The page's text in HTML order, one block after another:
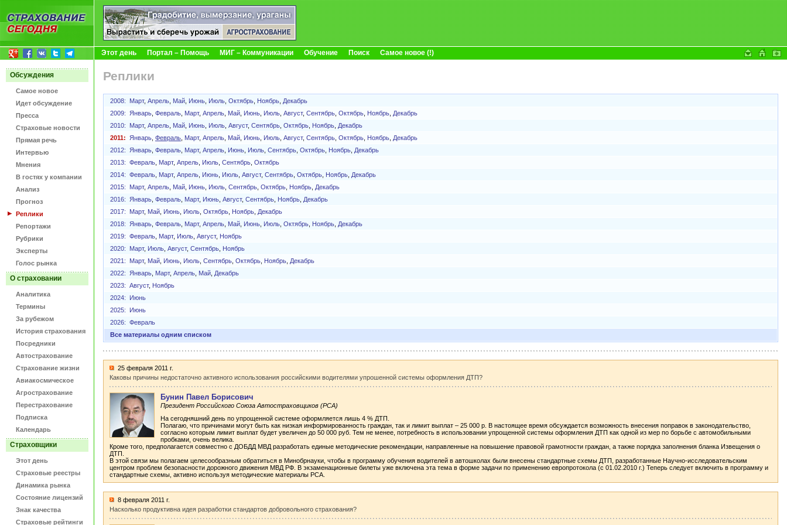
Этот день Портал – Помощь МИГ – Коммуникации Обучение Поиск Самое новое (!)
Обсуждения
Самое новое
Идет обсуждение
Пресса
Страховые новости
Прямая речь
Интервью
Мнения
В гостях у компании
Анализ
Прогноз
Реплики
Репортажи
Рубрики
Эксперты
Голос рынка
О страховании
Аналитика
Термины
За рубежом
История страхования
Посредники
Автострахование
Страхование жизни
Авиакосмическое
Агрострахование
Перестрахование
Подписка
Календарь
Страховщики
Этот день
Страховые реестры
Динамика рынка
Состояние лицензий
Знак качества
Страховые рейтинги
Реплики
2008: Март, Апрель Май Июнь Июль Октябрь Ноябрь Декабрь
2009:
Январь Февраль Март, Апрель Май Июнь Июль Август, Сентябрь Октябрь Ноябрь Декабрь
2010:
Март, Апрель Май Июнь Июль Август, Сентябрь Октябрь Ноябрь Декабрь
2011:
Январь Февраль Март, Апрель Май Июнь Июль Август, Сентябрь Октябрь Ноябрь Декабрь
2012:
Январь Февраль Март, Апрель Июнь Июль Сентябрь Октябрь Ноябрь Декабрь
2013: Февраль Март, Апрель Июль Сентябрь Октябрь
2014: Февраль Март, Апрель Июнь Июль Август, Сентябрь Октябрь Ноябрь Декабрь
2015:
Март, Апрель Май Июнь Июль Сентябрь Октябрь Ноябрь Декабрь
2016:
Январь Февраль Март, Июнь Август, Сентябрь Ноябрь Декабрь
2017:
Март, Май Июнь Июль Октябрь Ноябрь Декабрь
2018:
Январь Февраль Март, Апрель Май Июнь Июль Октябрь Ноябрь Декабрь
2019: Февраль Март, Июль Август, Ноябрь
2020:
Март, Июль Август, Сентябрь
Ноябрь
2021:
Март, Май Июнь Июль Сентябрь Октябрь Ноябрь Декабрь
2022:
Январь Март, Апрель Май Декабрь
2023: Август, Ноябрь
2024:
Июнь
2025:
Июнь
2026: Февраль
Все материалы одним списком
25 февраля 2011 г.
Каковы причины недостаточно активного использования российскими водителями упрошенной системы оформления ДТП?
Бунин Павел Борисович
Президент Российского Союза Автостраховщиков (РСА)
На сегодняшний день по упрощенной системе оформляется лишь 4 % ДТП.
Полагаю, что причинами могут быть как низкая информированность граждан, так и лимит выплат – 25 000 р. В настоящее время обсуждается возможность внесения поправок в законодательство,
согласно которым лимит выплат будет увеличен до 50 000 руб. Тем не менее, потребность в использовании упрощенной системы оформления ДТП как одной из мер по борьбе с автомобильными
пробками, очень велика.
Кроме того, предполагается совместно с ДОБДД МВД разработать единые методические рекомендации, направленные на повышение правовой грамотности граждан, а также порядка заполнения бланка Извещения о
ДТП.
В этой связи мы полагаем целесообразным обратиться в Минобрнауки, чтобы в программу обучения водителей в автошколах были внесены стандартные схемы ДТП, разработанные Научно-исследовательским
центром проблем безопасности дорожного движения МВД РФ. В экзаменационные билеты уже включена эта тема в форме задачи по применению европротокола (с 01.02.2010 г.) Теперь следует включить в программу и
стандартные схемы, активно используя методические материалы РСА.
8 февраля 2011 г.
Насколько продуктивна идея разработки стандартов добровольного страхования?